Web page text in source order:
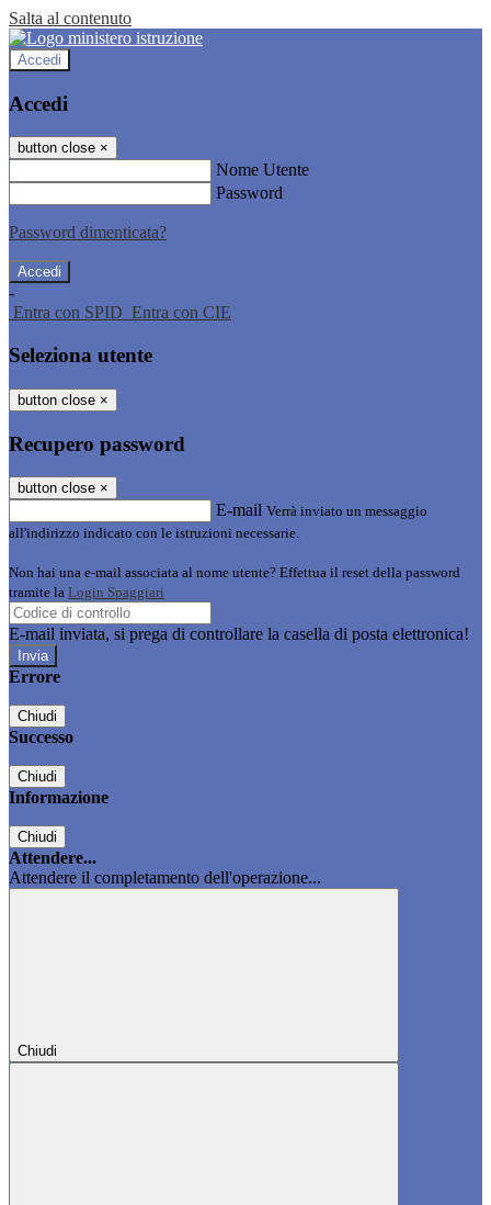
Salta al contenuto
Accedi
Accedi
button close ×
Nome Utente
Password
Password dimenticata?
-
Entra con SPID Entra con CIE
Seleziona utente
button close ×
Recupero password
button close ×
E-mail Verrà inviato un messaggio
all'indirizzo indicato con le istruzioni necessarie.
Non hai una e-mail associata al nome utente? Effettua il reset della password
tramite la Login Spaggiari
E-mail inviata, si prega di controllare la casella di posta elettronica!
Errore
Chiudi
Successo
Chiudi
Informazione
Chiudi
Attendere...
Attendere il completamento dell'operazione...
Chiudi